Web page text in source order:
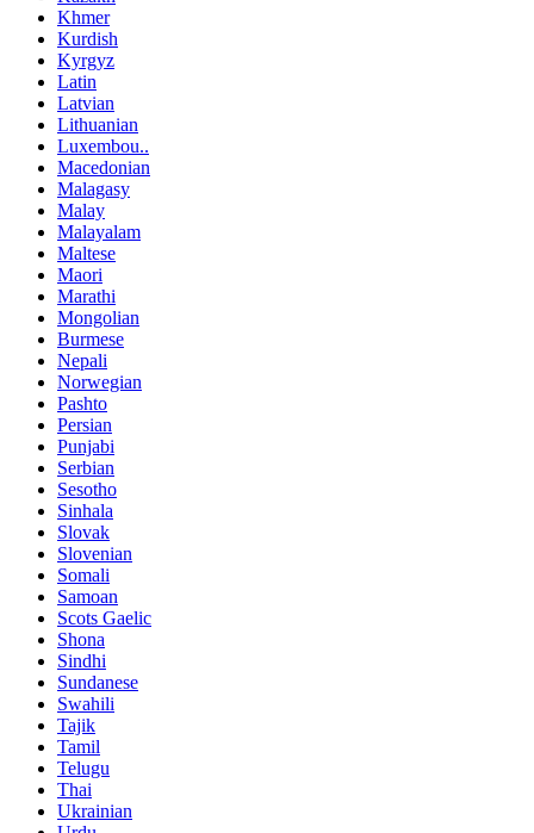
Khmer
Kurdish
Kyrgyz
Latin
Latvian
Lithuanian
Luxembou..
Macedonian
Malagasy
Malay
Malayalam
Maltese
Maori
Marathi
Mongolian
Burmese
Nepali
Norwegian
Pashto
Persian
Punjabi
Serbian
Sesotho
Sinhala
Slovak
Slovenian
Somali
Samoan
Scots Gaelic
Shona
Sindhi
Sundanese
Swahili
Tajik
Tamil
Telugu
Thai
Ukrainian